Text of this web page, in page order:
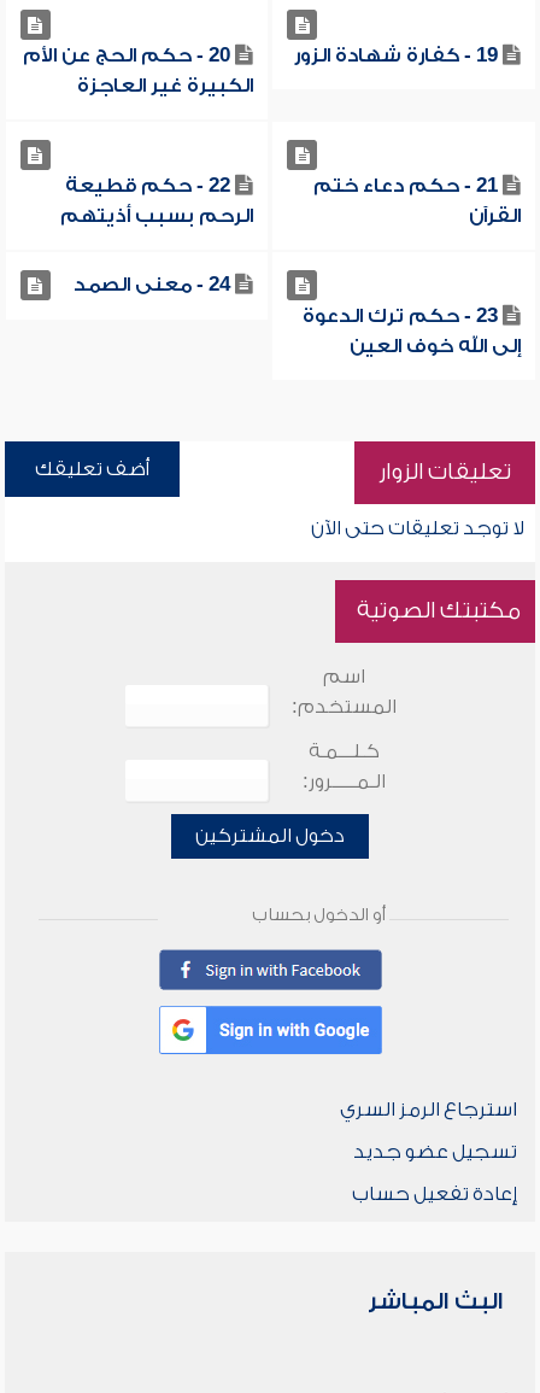
19 - كفارة شهادة الزور
20 - حكم الحج عن الأم
الكبيرة غير العاجزة
21 - حكم دعاء ختم
القرآن
22 - حكم قطيعة
الرحم بسبب أذيتهم
23 - حكم ترك الدعوة
إلى الله خوف العين
24 - معنى الصمد
تعليقات الزوار أضف تعليقك
لا توجد تعليقات حتى الآن
مكتبتك الصوتية
اسم
المستخدم:
كـلـــمـة
الـمـــــرور:
دخول المشتركين
أو الدخول بحساب
استرجاع الرمز السري
تسجيل عضو جديد
إعادة تفعيل حساب
البث المباشر